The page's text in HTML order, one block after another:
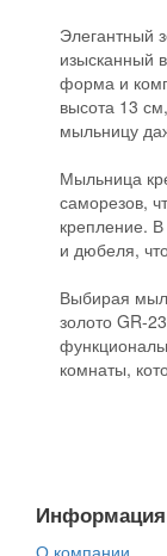
Элегантный
изысканный
форма и
высота 13
мыльницу
Мыльница
саморезов,
крепление.
и дюбеля,
Выбирая
золото GR-
комнаты,
Информация
О компании